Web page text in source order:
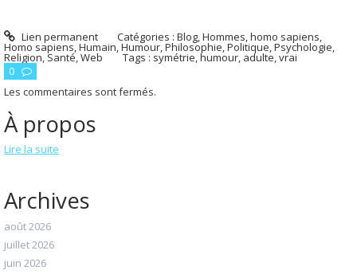
Lien permanent Catégories :Blog,Hommes, homo sapiens,
Homo sapiens,Humain,Humour,Philosophie,Politique,Psychologie,
Religion,Santé,Web Tags : symétrie,humour, adulte,vrai
0
Les commentaires sont fermés.
À propos
Lire la suite
Archives
août 2026
juillet 2026
juin 2026